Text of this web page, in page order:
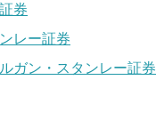
券
レー証券
ガン・スタンレー証券